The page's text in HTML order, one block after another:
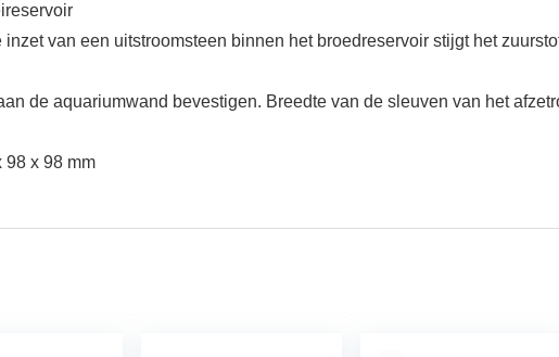
van een uitstroomsteen binnen het broedreservoir stijgt het
de aquariumwand bevestigen. Breedte van de sleuven van het
98 x 98 mm